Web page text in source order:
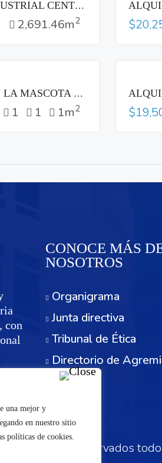
una mejor y
en nuestro sitio
políticas de cookies.
ALQUILER BODEGA INDUSTRIAL CENTRO LOGISTICO OPICO
2,691.46m2
ALQUILER OFICINAS EN LA MASCOTA SAN SALVADOR
1 1 1m2
con
CONOCE MÁS
NOSOTROS
Organigrama
Junta directiva
Tribunal de Ética
Directorio de
Servicios
©Reservados